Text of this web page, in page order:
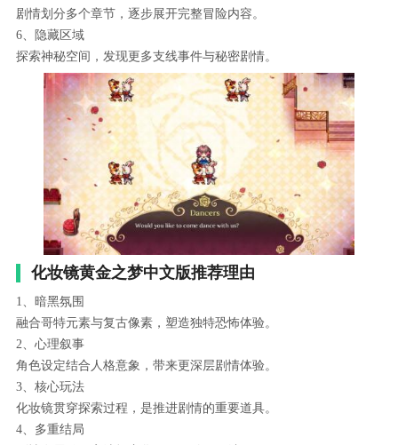
剧情划分多个章节，逐步展开完整冒险内容。
6、隐藏区域
探索神秘空间，发现更多支线事件与秘密剧情。
化妆镜黄金之梦中文版推荐理由
1、暗黑氛围
融合哥特元素与复古像素，塑造独特恐怖体验。
2、心理叙事
角色设定结合人格意象，带来更深层剧情体验。
3、核心玩法
化妆镜贯穿探索过程，是推进剧情的重要道具。
4、多重结局